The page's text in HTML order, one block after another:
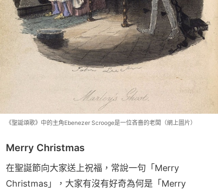
《聖誕頌歌》中的主角Ebenezer Scrooge是一位吝嗇的老闆（網上圖片）
Merry Christmas
在聖誕節向大家送上祝福，常說一句「Merry
Christmas」，大家有沒有好奇為何是「Merry